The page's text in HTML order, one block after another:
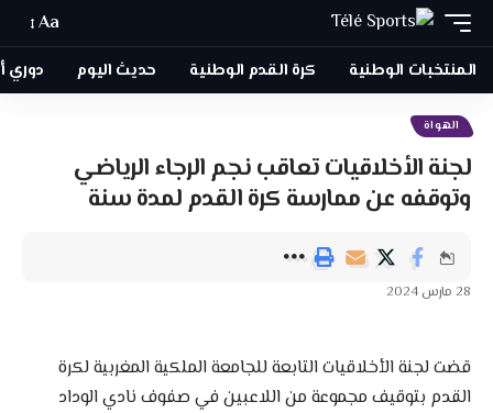
Aa
المنتخبات الوطنية كرة القدم الوطنية حديث اليوم دوري
الهواة
لجنة الأخلاقيات تعاقب نجم الرجاء الرياضي
وتوقفه عن ممارسة كرة القدم لمدة سنة
قضت لجنة الأخلاقيات التابعة للجامعة الملكية المغربية لكرة
القدم بتوقيف مجموعة من اللاعبين في صفوف نادي الوداد